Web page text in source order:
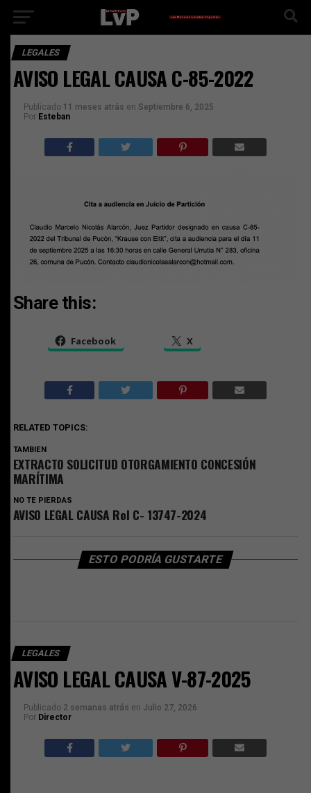
LEGALES
AVISO LEGAL CAUSA C-85-2022
Publicado 11 meses atrás en Septiembre 6, 2025
Por Esteban
Share this:
Facebook X
RELATED TOPICS:
TAMBIEN
EXTRACTO SOLICITUD OTORGAMIENTO CONCESIÓN
MARÍTIMA
NO TE PIERDAS
AVISO LEGAL CAUSA Rol C- 13747-2024
ESTO PODRÍA GUSTARTE
LEGALES
AVISO LEGAL CAUSA V-87-2025
Publicado 2 semanas atrás en Julio 27, 2026
Por Director